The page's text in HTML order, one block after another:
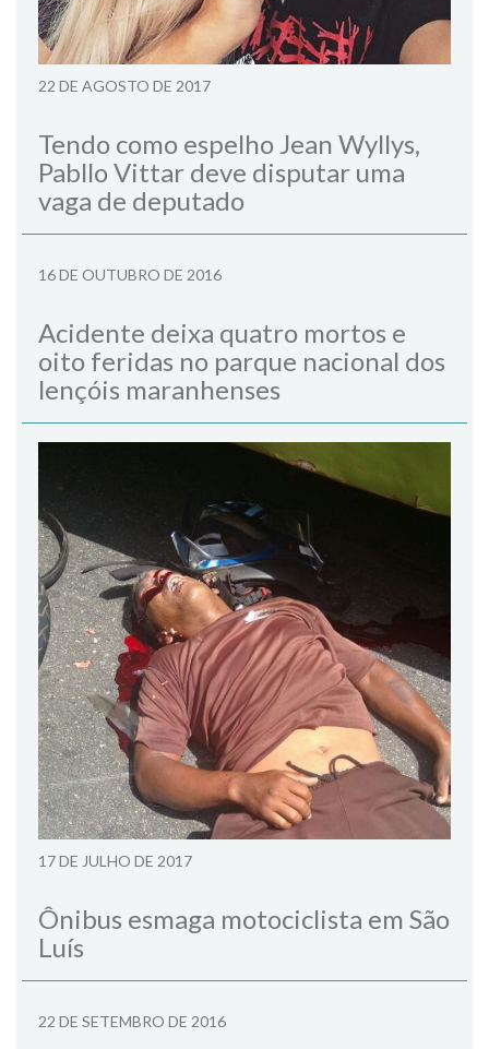
22 DE AGOSTO DE 2017
Tendo como espelho Jean Wyllys,
Pabllo Vittar deve disputar uma
vaga de deputado
16 DE OUTUBRO DE 2016
Acidente deixa quatro mortos e
oito feridas no parque nacional dos
lençóis maranhenses
17 DE JULHO DE 2017
Ônibus esmaga motociclista em São
Luís
22 DE SETEMBRO DE 2016